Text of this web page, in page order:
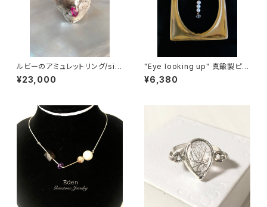
ルビーのアミュレットリング/silv
er950,925製
¥23,000
"Eye looking up" 真鍮製ピン
バッジ（淡水パール＆ハーキマー
ダイヤモンド）
¥6,380